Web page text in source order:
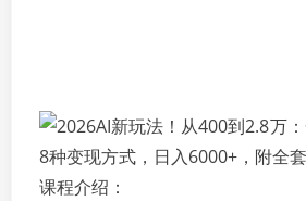
课程介绍：